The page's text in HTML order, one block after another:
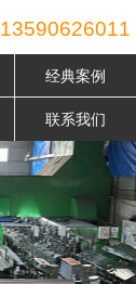
13590626011
经典案例
联系我们